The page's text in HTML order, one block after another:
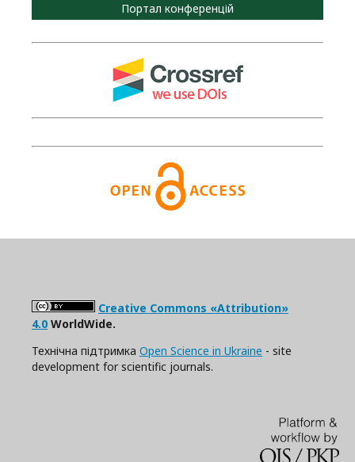
Портал конференцій
Creative Commons «Attribution»
4.0 WorldWide.
Технічна підтримка Open Science in Ukraine - site
development for scientific journals.